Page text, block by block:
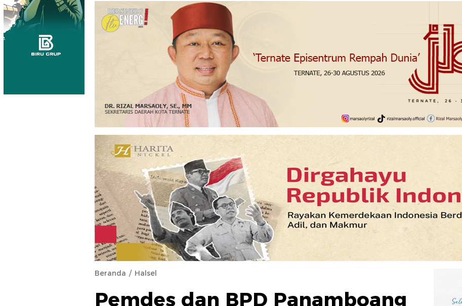
Beranda Halsel
Pemdes dan BPD Panamboang